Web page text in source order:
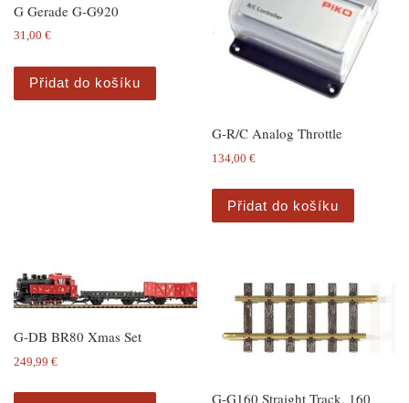
G Gerade G-G920
31,00 €
Přidat do košíku
G-R/C Analog Throttle
134,00€
Přidat do košíku
G-DB BR80 Xmas Set
249,99 €
G-G160 Straight Track, 160